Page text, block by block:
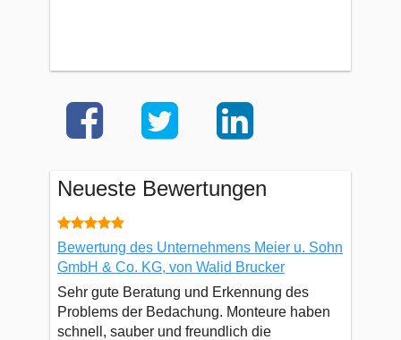
Neueste Bewertungen
Bewertung des Unternehmens Meier u. Sohn
GmbH & Co. KG, von Walid Brucker
Sehr gute Beratung und Erkennung des
Problems der Bedachung. Monteure haben
schnell, sauber und freundlich die